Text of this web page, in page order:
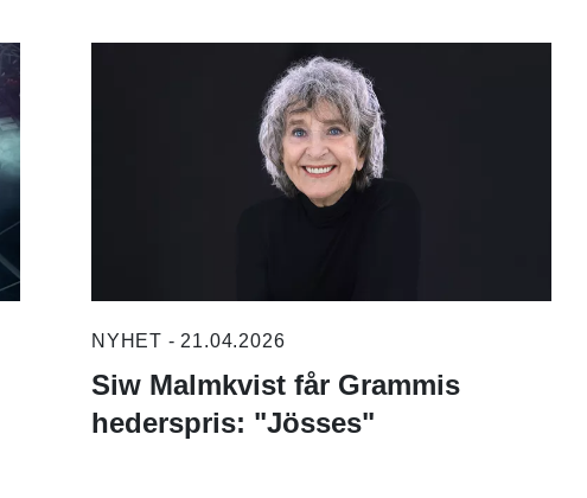
NYHET - 21.04.2026
Siw Malmkvist får Grammis
hederspris: "Jösses"